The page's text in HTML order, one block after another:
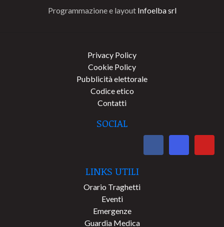
Programmazione e layout Infoelba srl
Privacy Policy
Cookie Policy
Pubblicità elettorale
Codice etico
Contatti
SOCIAL
LINKS UTILI
Orario Traghetti
Eventi
Emergenze
Guardia Medica